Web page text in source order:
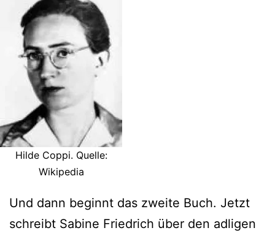
Hilde Coppi. Quelle:
Wikipedia
Und dann beginnt das zweite Buch. Jetzt
schreibt Sabine Friedrich über den adligen